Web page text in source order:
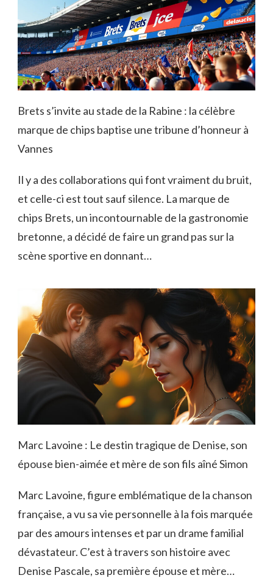
Brets s’invite au stade de la Rabine : la célèbre
marque de chips baptise une tribune d’honneur à
Vannes
Il y a des collaborations qui font vraiment du bruit,
et celle-ci est tout sauf silence. La marque de
chips Brets, un incontournable de la gastronomie
bretonne, a décidé de faire un grand pas sur la
scène sportive en donnant…
Marc Lavoine : Le destin tragique de Denise, son
épouse bien-aimée et mère de son fils aîné Simon
Marc Lavoine, figure emblématique de la chanson
française, a vu sa vie personnelle à la fois marquée
par des amours intenses et par un drame familial
dévastateur. C’est à travers son histoire avec
Denise Pascale, sa première épouse et mère…